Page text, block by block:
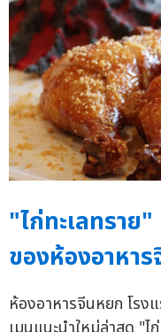
"ไก่ทะเลทราย
ของห้องอาหา
ห้องอาหารจีนหยก โร